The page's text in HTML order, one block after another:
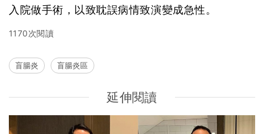
入院做手術，以致耽誤病情致演變成急性。
1170次閱讀
盲腸炎 盲腸炎區
延伸閱讀